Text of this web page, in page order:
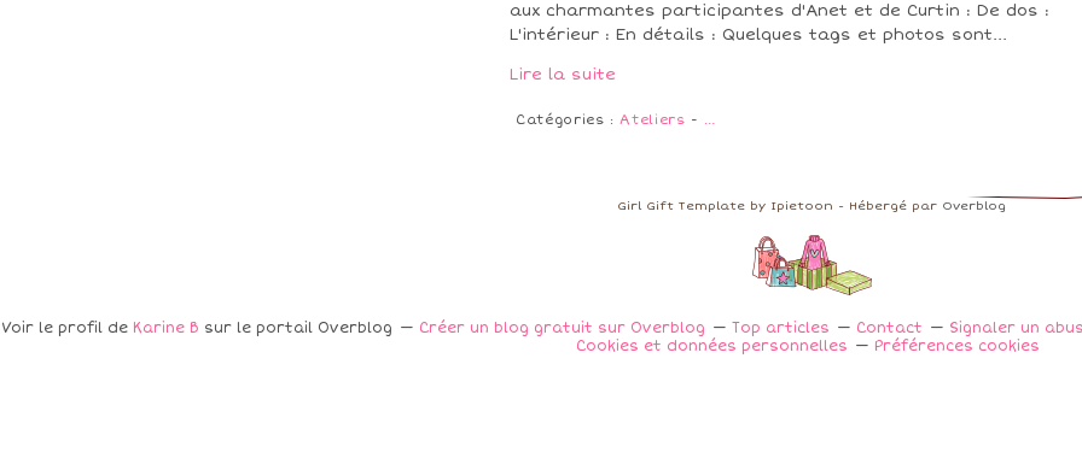
aux charmantes participantes d'Anet et de Curtin : De dos :
L'intérieur : En détails : Quelques tags et photos sont...
Lire la suite
Catégories :Ateliers - …
Girl Gift Template by Ipietoon - Hébergé par Overblog
Voir le profil de Karine B sur le portail Overblog Créer un blog gratuit sur Overblog Top articles Contact Signaler un abus
Cookies et données personnelles
Préférences cookies